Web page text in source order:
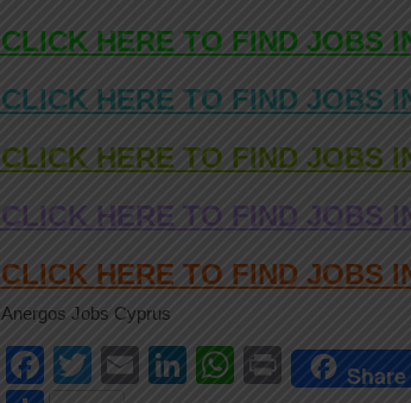
CLICK HERE TO FIND JOBS
CLICK HERE TO FIND JOBS
CLICK HERE TO FIND JOBS
CLICK HERE TO FIND JOBS
CLICK HERE TO FIND JOBS
Anergos Jobs Cyprus
F
T
E
Li
W Pr
Share